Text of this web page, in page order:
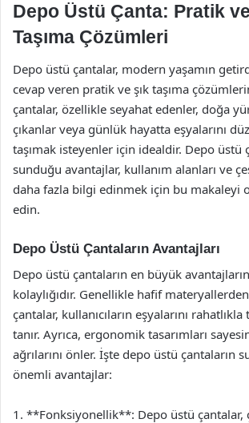
Depo Üstü Çanta: Pratik ve
Taşıma Çözümleri
Depo üstü çantalar, modern yaşamın
cevap veren pratik ve şık taşıma
çantalar, özellikle seyahat edenler, doğa
çıkanlar veya günlük hayatta eşyalarını
taşımak isteyenler için idealdir. Depo üstü
sunduğu avantajlar, kullanım alanları ve
daha fazla bilgi edinmek için bu makaleyi
edin.
Depo Üstü Çantaların Avantajları
Depo üstü çantaların en büyük
kolaylığıdır. Genellikle hafif
çantalar, kullanıcıların eşyalarını rahatlıkla
tanır. Ayrıca, ergonomik tasarımları
ağrılarını önler. İşte depo üstü çantaların
önemli avantajlar:
1. **Fonksiyonellik**: Depo üstü çantalar,